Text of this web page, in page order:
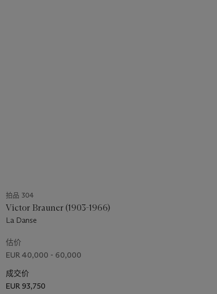
拍品 304
Victor Brauner (1903-1966)
La Danse
估价
EUR 40,000 - 60,000
成交价
EUR 93,750